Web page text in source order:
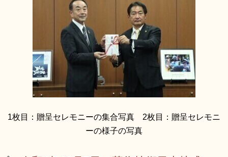
1枚目：贈呈セレモニーの集合写真 2枚目：贈呈セレモニ
ーの様子の写真